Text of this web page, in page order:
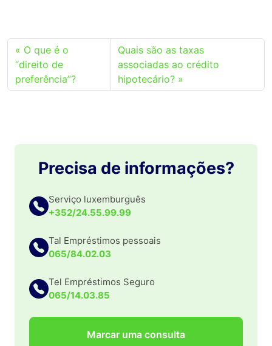
O que é o
“direito de
preferência”?
Quais são as taxas
associadas ao crédito
hipotecário?
Precisa de informações?
Serviço luxemburguês
+352/24.55.99.99
Tal Empréstimos pessoais
065/84.02.03
Tel Empréstimos Seguro
065/14.03.85
Marcar uma consulta